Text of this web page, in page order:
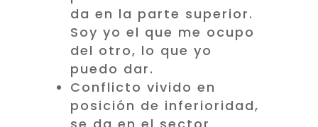
da en la parte superior.
Soy yo el que me ocupo
del otro, lo que yo
puedo dar.
Conflicto vivido en
posición de inferioridad,